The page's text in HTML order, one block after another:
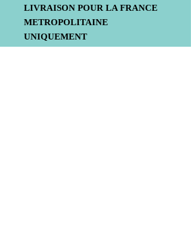
LIVRAISON POUR LA FRANCE
METROPOLITAINE
UNIQUEMENT